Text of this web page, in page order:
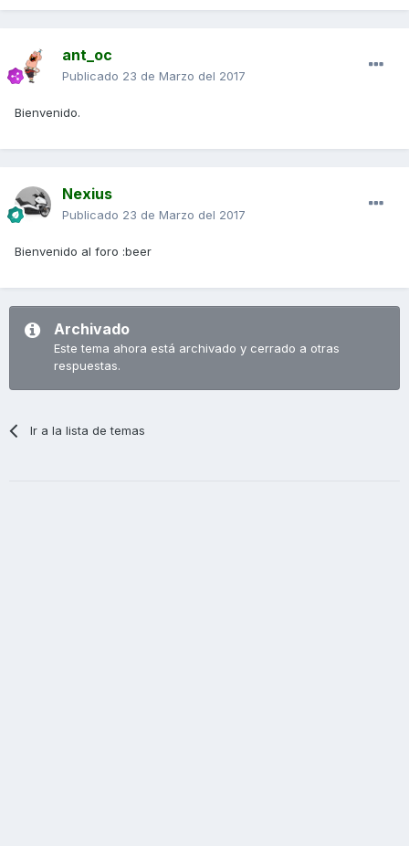
ant_oc
Publicado 23 de Marzo del 2017
Bienvenido.
Nexius
Publicado 23 de Marzo del 2017
Bienvenido al foro :beer
Archivado
Este tema ahora está archivado y cerrado a otras
respuestas.
Ir a la lista de temas